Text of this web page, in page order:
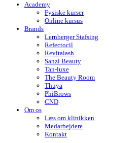
Academy
Fysiske kurser
Online kursus
Brands
Lernberger Stafsing
Refectocil
Revitalash
Sanzi Beauty
Tan-luxe
The Beauty Room
Thuya
PhiBrows
CND
Om os
Læs om klinikken
Medarbejdere
Kontakt